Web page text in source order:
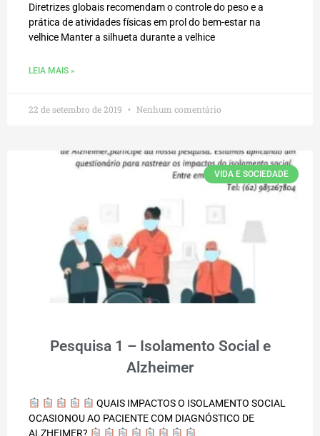
Diretrizes globais recomendam o controle do peso e a
prática de atividades físicas em prol do bem-estar na
velhice Manter a silhueta durante a velhice
LEIA MAIS »
22 de setembro de 2019 Nenhum comentário
VIDA E SOCIEDADE
Pesquisa 1 – Isolamento Social e
Alzheimer
QUAIS IMPACTOS O ISOLAMENTO SOCIAL
OCASIONOU AO PACIENTE COM DIAGNÓSTICO DE
ALZHEIMER?